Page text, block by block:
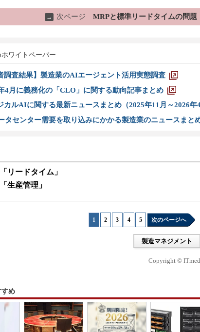
→ 次ページ MRPと標準リードタイムの問題
ワイトペーパー
調査結果】製造業のAIエージェント活用実態調査
4月に義務化の「CLO」に関する動向記事まとめ
カルAIに関する最新ニュースまとめ（2025年11月～2026年4
タセンター需要を取り込みにかかる製造業のニュースまと
リードタイム」
生産管理」
1 2 3 4 5 次のページへ
製造マネジメント
Copyright ©
すめ